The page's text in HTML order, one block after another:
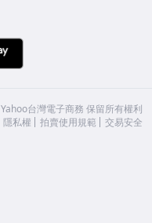
Yahoo台灣電子商務 保留所有權利
隱私權 拍賣使用規範 交易安全